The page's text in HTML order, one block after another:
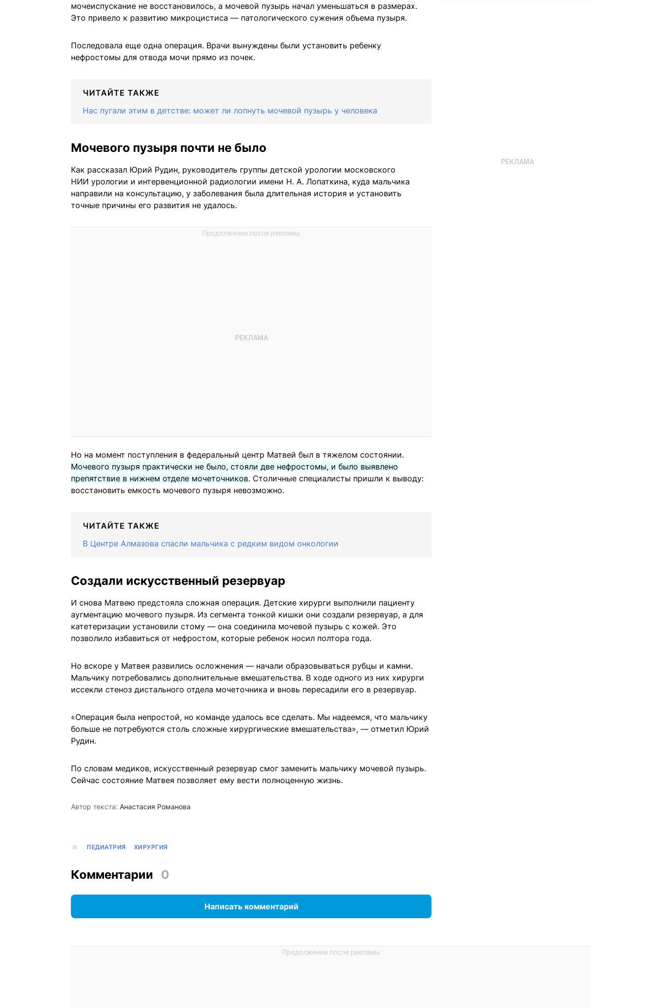
мочеиспускание не восстановилось, а мочевой пузырь начал уменьшаться в размерах.
Это привело к развитию микроцистиса — патологического сужения объема пузыря.
Последовала еще одна операция. Врачи вынуждены были установить ребенку
нефростомы для отвода мочи прямо из почек.
ЧИТАЙТЕ ТАКЖЕ
Нас пугали этим в детстве: может ли лопнуть мочевой пузырь у человека
Мочевого пузыря почти не было
Как рассказал Юрий Рудин, руководитель группы детской урологии московского
НИИ урологии и интервенционной радиологии имени Н. А. Лопаткина, куда мальчика
направили на консультацию, у заболевания была длительная история и установить
точные причины его развития не удалось.
Но на момент поступления в федеральный центр Матвей был в тяжелом состоянии.
Мочевого пузыря практически не было, стояли две нефростомы, и было выявлено
препятствие в нижнем отделе мочеточников. Столичные специалисты пришли к выводу:
восстановить емкость мочевого пузыря невозможно.
ЧИТАЙТЕ ТАКЖЕ
В Центре Алмазова спасли мальчика с редким видом онкологии
Создали искусственный резервуар
И снова Матвею предстояла сложная операция. Детские хирурги выполнили пациенту
аугментацию мочевого пузыря. Из сегмента тонкой кишки они создали резервуар, а для
катетеризации установили стому — она соединила мочевой пузырь с кожей. Это
позволило избавиться от нефростом, которые ребенок носил полтора года.
Но вскоре у Матвея развились осложнения — начали образовываться рубцы и камни.
Мальчику потребовались дополнительные вмешательства. В ходе одного из них хирурги
иссекли стеноз дистального отдела мочеточника и вновь пересадили его в резервуар.
«Операция была непростой, но команде удалось все сделать. Мы надеемся, что мальчику
больше не потребуются столь сложные хирургические вмешательства», — отметил Юрий
Рудин.
По словам медиков, искусственный резервуар смог заменить мальчику мочевой пузырь.
Сейчас состояние Матвея позволяет ему вести полноценную жизнь.
Автор текста: Анастасия Романова
ПЕДИАТРИЯ ХИРУРГИЯ
Комментарии 0
Написать комментарий